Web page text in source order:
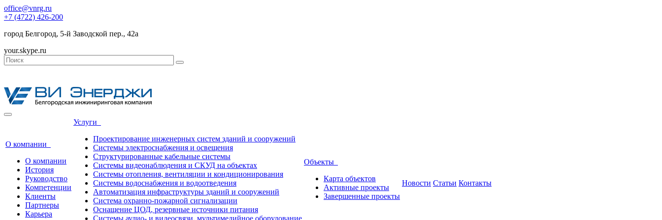
office@vnrg.ru
+7 (4722) 426-200
город Белгород, 5-й Заводской пер., 42а
your.skype.ru
О компании
О компании
История
Руководство
Компетенции
Клиенты
Партнеры
Карьера
Услуги
Проектирование инженерных систем зданий и сооружений
Системы электроснабжения и освещения
Структурированные кабельные системы
Системы видеонаблюдения и СКУД на объектах
Системы отопления, вентиляции и кондиционирования
Системы водоснабжения и водоотведения
Автоматизация инфраструктуры зданий и сооружений
Система охранно-пожарной сигнализации
Оснащение ЦОД, резервные источники питания
Системы аудио- и видеосвязи, мультимедийное оборудование
Объекты
Карта объектов
Активные проекты
Завершенные проекты
Новости Статьи Контакты